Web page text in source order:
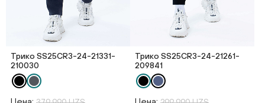
Трико SS25CR3-24-21331-
210030
Трико SS25CR3-24-21261-
209841